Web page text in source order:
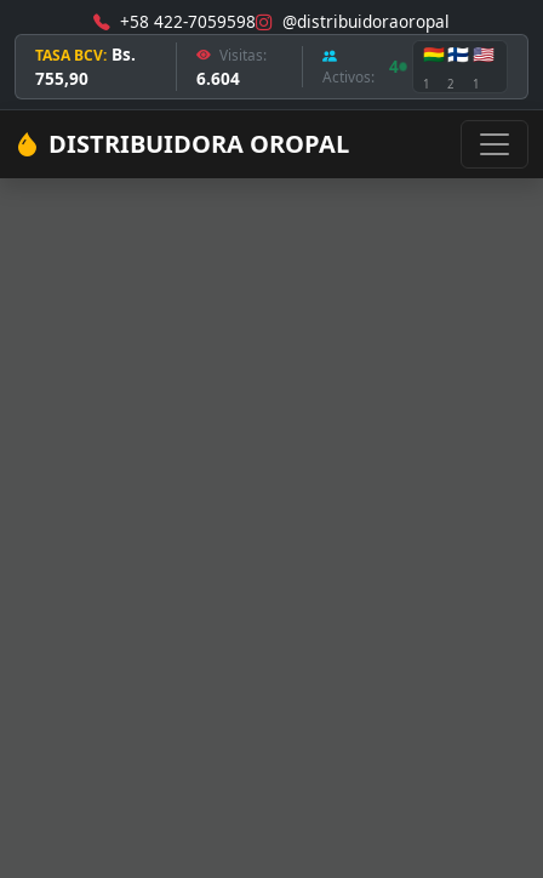
+58 422-7059598 @distribuidoraoropal
TASA BCV: Bs.
755,90
Visitas:
6.604 Activos: 4
🇧🇴
1
🇫🇮
2
🇺🇸
1
DISTRIBUIDORA OROPAL